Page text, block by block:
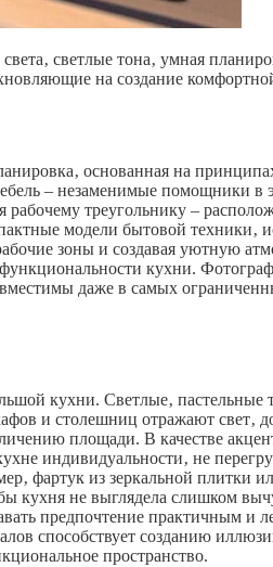
светлые тона‚ умная
на создание
основанная на
– незаменимые помощники в
рабочему треугольнику –
модели бытовой техники‚
зоны и создавая уютную
кухни.
даже в самых
кухни. Светлые‚ пастельные
и столешниц отражают свет‚
площади. В качестве
индивидуальности‚ не
фартук из зеркальной плитки
кухня не выглядела слишком
предпочтение практичным и
способствует созданию
пространство.